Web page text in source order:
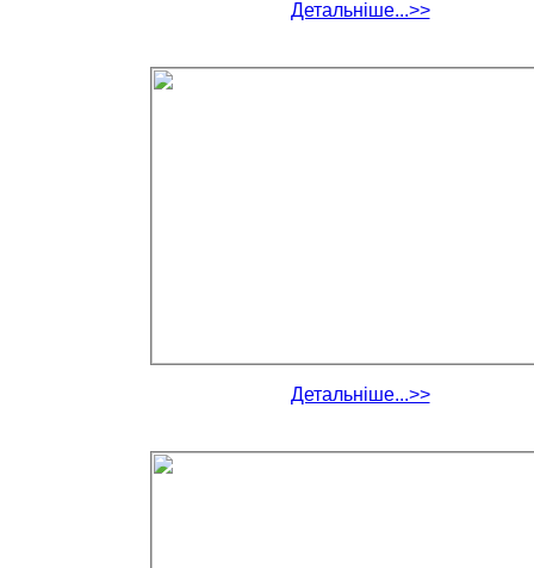
Детальніше...>>
Детальніше...>>